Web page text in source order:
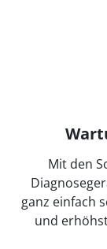
Mit den
ganz einfach
und